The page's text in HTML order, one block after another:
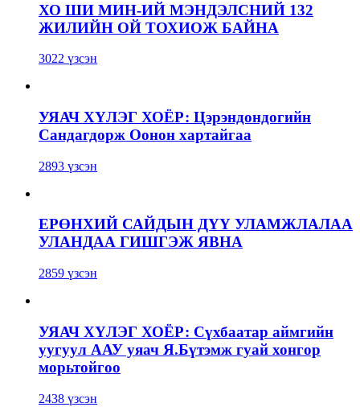
ХО ШИ МИН-ИЙ МЭНДЭЛСНИЙ 132
ЖИЛИЙН ОЙ ТОХИОЖ БАЙНА
3022 үзсэн
УЯАЧ ХҮЛЭГ ХОЁР: Цэрэндондогийн
Сандагдорж Оонон хартайгаа
2893 үзсэн
ЕРӨНХИЙ САЙДЫН ДҮҮ УЛАМЖЛАЛАА
УЛАНДАА ГИШГЭЖ ЯВНА
2859 үзсэн
УЯАЧ ХҮЛЭГ ХОЁР: Сүхбаатар аймгийн
уугуул ААУ уяач Я.Бүтэмж гуай хонгор
морьтойгоо
2438 үзсэн